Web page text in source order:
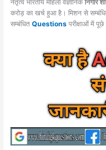
b A
p
a e
g
er
नेतृत्व भारतीय महिला वैज्ञानिकनिगार
करोड़ का खर्च हुआ है। मिशन से
सम्बंधितQuestions परीक्षाओं में